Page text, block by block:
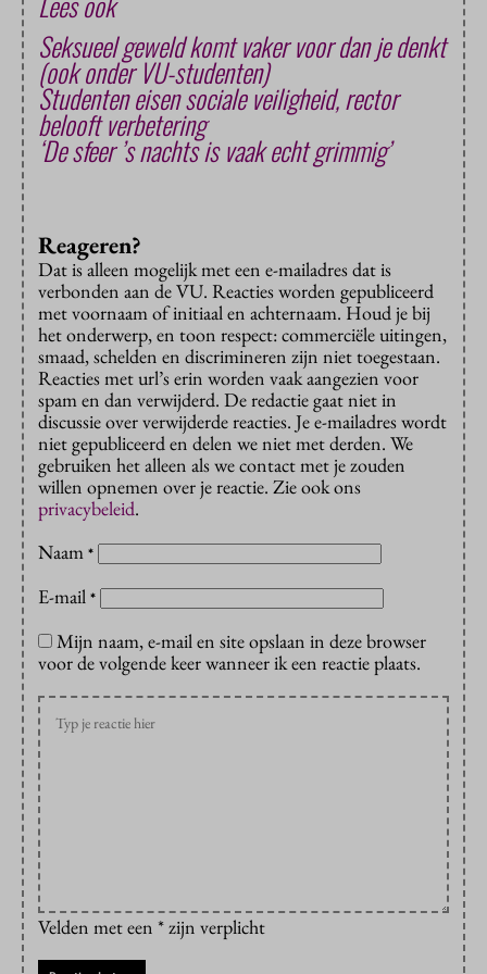
Seksueel geweld komt vaker voor dan je denkt
(ook onder VU-studenten)
Studenten eisen sociale veiligheid, rector
belooft verbetering
‘De sfeer ’s nachts is vaak echt grimmig’
Reageren?
Dat is alleen mogelijk met een e-mailadres dat is
verbonden aan de VU. Reacties worden gepubliceerd
met voornaam of initiaal en achternaam. Houd je bij
het onderwerp, en toon respect: commerciële uitingen,
smaad, schelden en discrimineren zijn niet toegestaan.
Reacties met url’s erin worden vaak aangezien voor
spam en dan verwijderd. De redactie gaat niet in
discussie over verwijderde reacties. Je e-mailadres wordt
niet gepubliceerd en delen we niet met derden. We
gebruiken het alleen als we contact met je zouden
willen opnemen over je reactie. Zie ook ons
privacybeleid.
Naam *
E-mail *
Mijn naam, e-mail en site opslaan in deze browser
voor de volgende keer wanneer ik een reactie plaats.
Velden met een * zijn verplicht